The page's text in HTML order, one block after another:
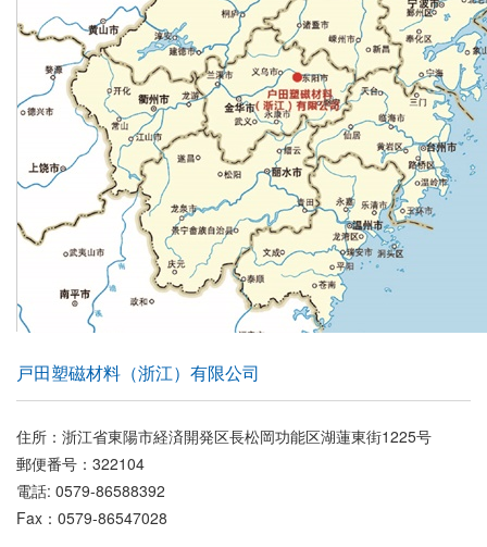
戸田塑磁材料（浙江）有限公司
住所：浙江省東陽市経済開発区長松岡功能区湖蓮東街1225号
郵便番号：322104
電話: 0579-86588392
Fax：0579-86547028